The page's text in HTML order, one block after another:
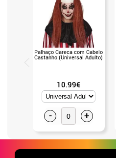
Palhaço Careca com Cabelo
Castanho (Universal Adulto)
10.99€
- +